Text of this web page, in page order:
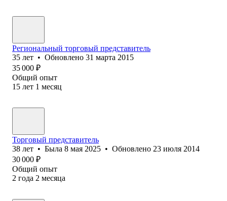
Региональный торговый представитель
35 лет • Обновлено 31 марта 2015
35 000 ₽
Общий опыт
15 лет 1 месяц
Торговый представитель
38 лет • Была 8 мая 2025 • Обновлено 23 июля 2014
30 000 ₽
Общий опыт
2 года 2 месяца